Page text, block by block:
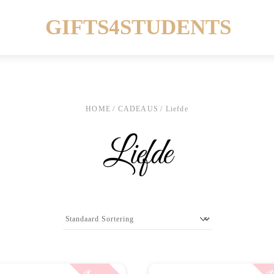
GIFTS4STUDENTS
HOME/ CADEAUS / Liefde
Liefde